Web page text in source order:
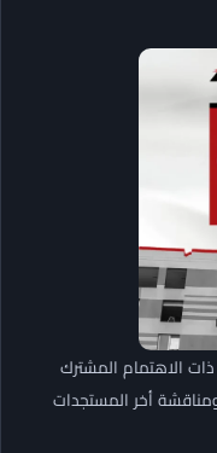
الاهتمام المشترك
أخر المستجدات